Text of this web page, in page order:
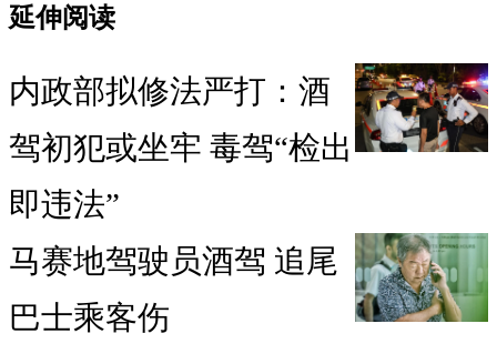
延伸阅读
内政部拟修法严打：酒
驾初犯或坐牢 毒驾“检出
即违法”
马赛地驾驶员酒驾 追尾
巴士乘客伤